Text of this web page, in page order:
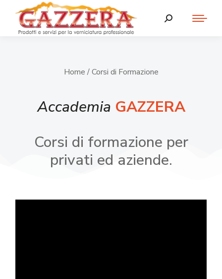
Home / Corsi di Formazione
Accademia GAZZERA
Corsi di formazione per
privati ed aziende.